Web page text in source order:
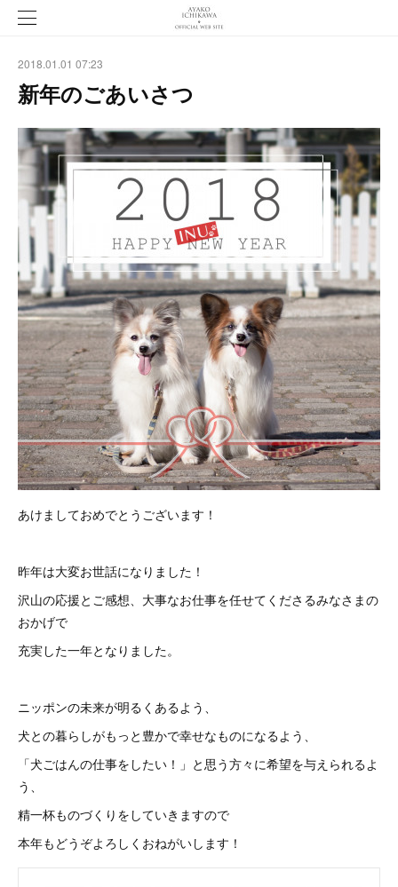
2018.01.01 07:23
新年のごあいさつ
あけましておめでとうございます！
昨年は大変お世話になりました！
沢山の応援とご感想、大事なお仕事を任せてくださるみなさまの
おかげで
充実した一年となりました。
ニッポンの未来が明るくあるよう、
犬との暮らしがもっと豊かで幸せなものになるよう、
「犬ごはんの仕事をしたい！」と思う方々に希望を与えられるよ
う、
精一杯ものづくりをしていきますので
本年もどうぞよろしくおねがいします！